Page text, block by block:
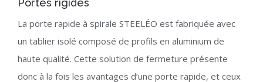
Portes rigides
La porte rapide à spirale STEELÉO est fabriquée avec
un tablier isolé composé de profils en aluminium de
haute qualité. Cette solution de fermeture présente
donc à la fois les avantages d’une porte rapide, et ceux